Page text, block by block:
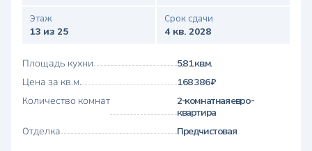
Этаж
13 из 25
Срок сдачи
4 кв. 2028
Площадь кухни
5.81 кв.м.
Цена за кв.м.
168 386 ₽
Количество комнат
2-комнатная евро-
квартира
Отделка
Предчистовая